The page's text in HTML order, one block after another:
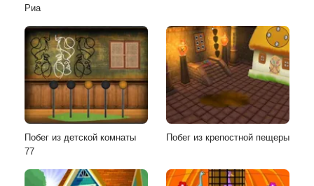
Риа
Побег из детской комнаты
77
Побег из крепостной пещеры